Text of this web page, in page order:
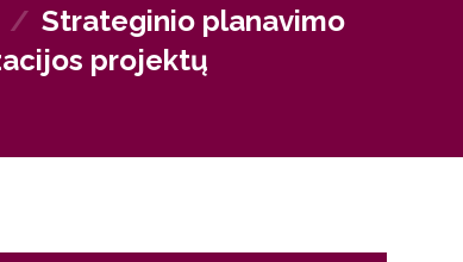
/ Strateginio planavimo
projektų